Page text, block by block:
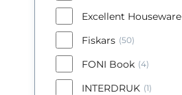
Excellent Houseware
Fiskars (50)
FONI Book (4)
INTERDRUK (1)